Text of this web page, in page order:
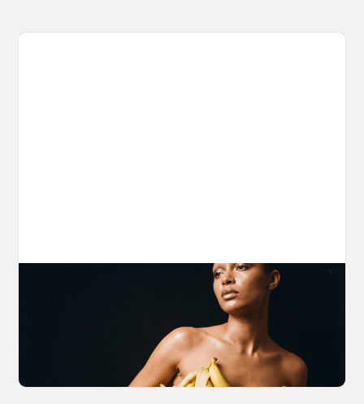
The Nano Banana 2 Handbook
Brian from Litany of Ignition gives a hands-on
breakdown of what Gemini 2.0 Flash Image
can actually do, with the prompts to prove it.